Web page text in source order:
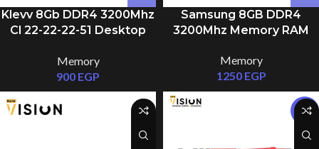
Samsung 8GB DDR4
3200Mhz Memory RAM
Memory
1250 EGP
Klevv 8Gb DDR4 3200Mhz
Cl 22-22-22-51 Desktop
Memory
900 EGP
-35%